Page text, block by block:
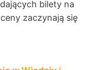
bilety na
zaczynają się